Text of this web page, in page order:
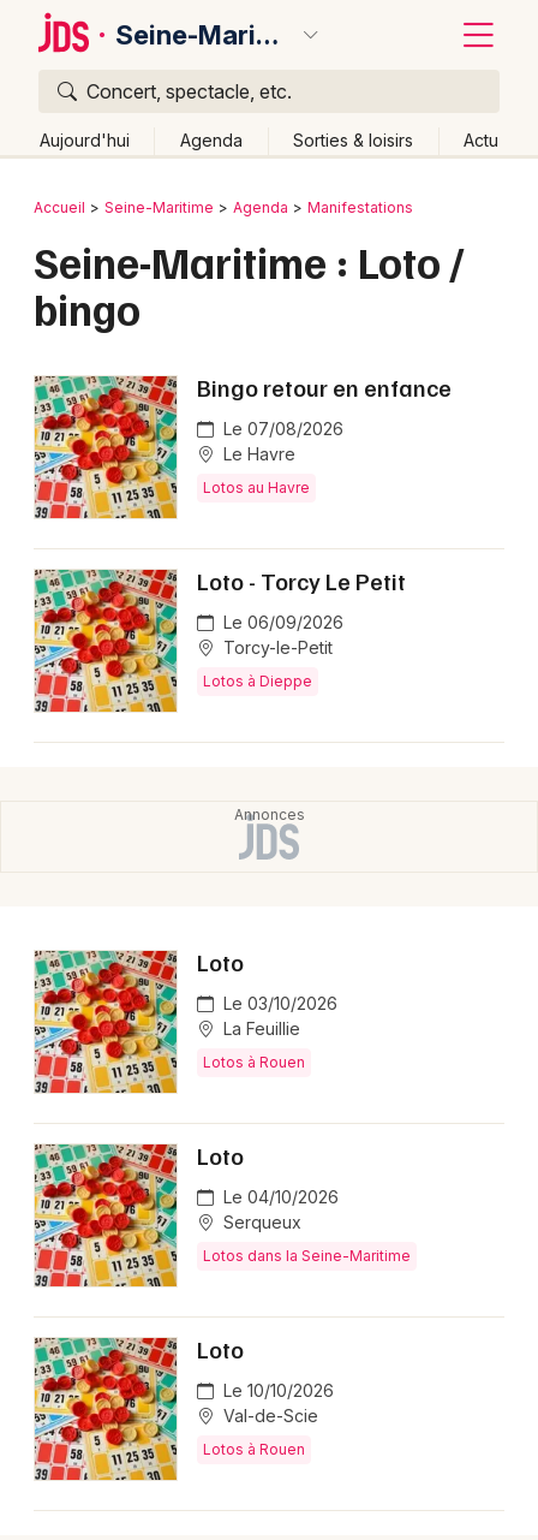
Seine-Maritime
Concert, spectacle, etc.
Aujourd'hui Agenda Sorties & loisirs Actu
Publier un événement
Activité & Expérience
Manifestations
Spectacles
Concerts
Sports
Lotos en Haute-Normandie
Lotos en Normandie
Newsletter des sorties
Artistes en tournée
Actus dans la Seine-Maritime
Magazine dans la Seine-Maritime
Bordeaux
Colmar
Lyon
Marseille
Mulhouse
Montpellier
Nantes
Nice
Paris
Strasbourg
Retour
Accueil Seine-Maritime Agenda Manifestations
Seine-Maritime : Loto /
bingo
Bingo retour en enfance
Le 07/08/2026
Le Havre
Lotos au Havre
Loto - Torcy Le Petit
Le 06/09/2026
Torcy-le-Petit
Lotos à Dieppe
Loto
Le 03/10/2026
La Feuillie
Lotos à Rouen
Loto
Le 04/10/2026
Serqueux
Lotos dans la Seine-Maritime
Loto
Le 10/10/2026
Val-de-Scie
Lotos à Rouen
Quoi ?
Où ?
Près de moi
Changer de lieu
Quand ?